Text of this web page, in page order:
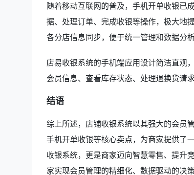
随着移动互联网的普及，手机开单收银已
据、处理订单、完成收银等操作，极大地
各分店信息同步，便于统一管理和数据分析
店易收银系统的手机端应用设计简洁直观
会员信息、查看库存状态、处理退换货请
结语
综上所述，店铺收银系统以其强大的会员
手机开单收银等核心卖点，为商家提供了
收银系统，更是商家迈向智慧零售、提升
家实现会员管理的精细化、数据驱动的决